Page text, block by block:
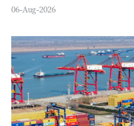
06-Aug-2026